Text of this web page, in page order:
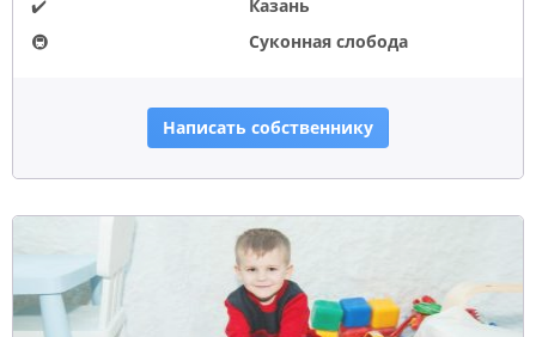
✔️
Казань
🚇
Суконная слобода
Написать собственнику